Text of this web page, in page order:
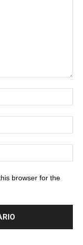
browser for the